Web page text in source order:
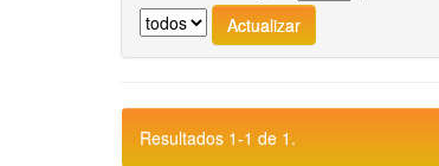
Resultados 1-1 de 1.